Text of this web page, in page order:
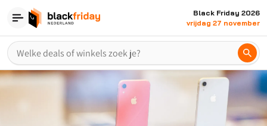
Black Friday 2026
vrijdag 27 november